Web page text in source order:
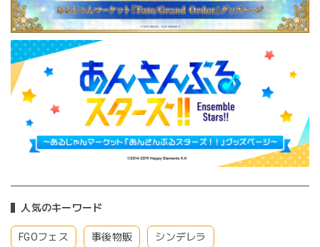
人気のキーワード
FGOフェス 事後物販 シンデレラ